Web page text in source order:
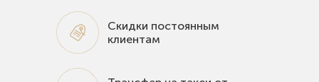
Скидки постоянным
клиентам